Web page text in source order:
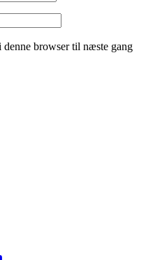
browser til næste gang